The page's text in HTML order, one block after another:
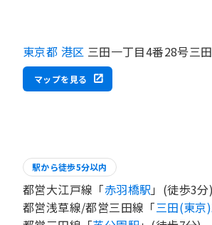
東京都 港区 三田一丁目4番28号三
マップを見る
駅から徒歩5分以内
都営大江戸線「赤羽橋駅 」(徒歩3分)
都営浅草線/都営三田線「三田(東京